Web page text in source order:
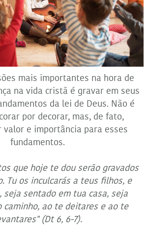
mais importantes na hora de
na vida cristã é gravar em seus
da lei de Deus. Não é
por decorar, mas, de fato,
valor e importância para esses
fundamentos.
que hoje te dou serão gravados
Tu os inculcarás a teus filhos, e
seja sentado em tua casa, seja
caminho, ao te deitares e ao te
(Dt 6, 6-7).